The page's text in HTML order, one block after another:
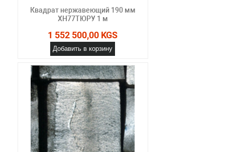
Квадрат нержавеющий 190 мм
ХН77ТЮРУ 1 м
1 552 500,00 KGS
Добавить в корзину